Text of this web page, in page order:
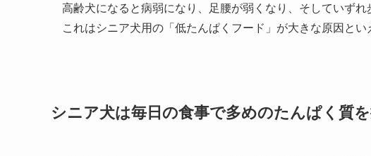
高齢犬になると病弱になり、足腰が弱くなり、そしていず
これはシニア犬用の「低たんぱくフード」が大きな原因とい
シニア犬は毎日の食事で多めのたんぱく質